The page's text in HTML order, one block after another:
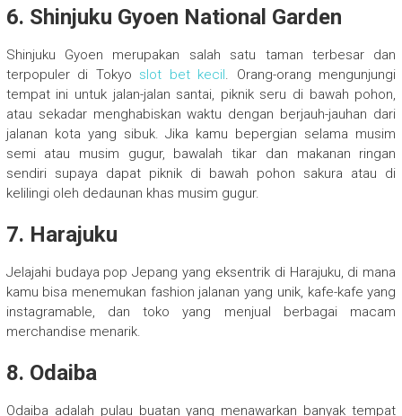
6. Shinjuku Gyoen National Garden
Shinjuku Gyoen merupakan salah satu taman terbesar dan
terpopuler di Tokyo slot bet kecil . Orang-orang mengunjungi
tempat ini untuk jalan-jalan santai, piknik seru di bawah pohon,
atau sekadar menghabiskan waktu dengan berjauh-jauhan dari
jalanan kota yang sibuk. Jika kamu bepergian selama musim
semi atau musim gugur, bawalah tikar dan makanan ringan
sendiri supaya dapat piknik di bawah pohon sakura atau di
kelilingi oleh dedaunan khas musim gugur.
7. Harajuku
Jelajahi budaya pop Jepang yang eksentrik di Harajuku, di mana
kamu bisa menemukan fashion jalanan yang unik, kafe-kafe yang
instagramable, dan toko yang menjual berbagai macam
merchandise menarik.
8. Odaiba
Odaiba adalah pulau buatan yang menawarkan banyak tempat